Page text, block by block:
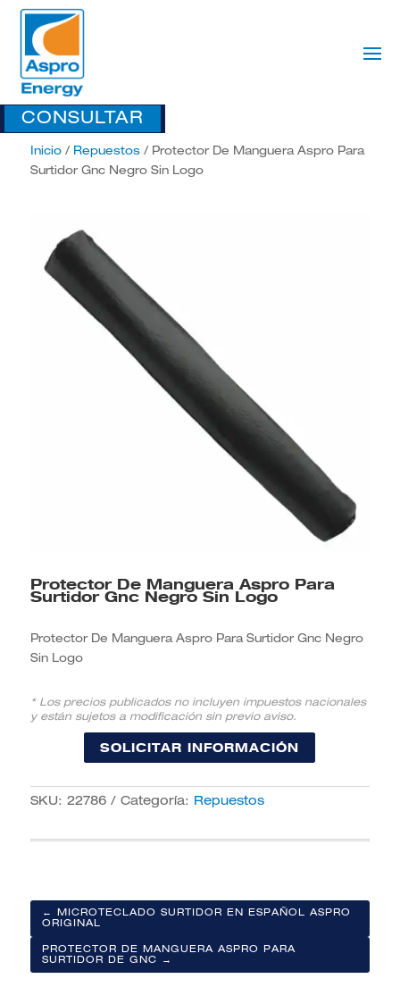
CONSULTAR
Inicio/ Repuestos/ Protector De Manguera Aspro Para
Surtidor Gnc Negro Sin Logo
Protector De Manguera Aspro Para
Surtidor Gnc Negro Sin Logo
Protector De Manguera Aspro Para Surtidor Gnc Negro
Sin Logo
* Los precios publicados no incluyen impuestos nacionales
y están sujetos a modificación sin previo aviso.
SOLICITAR INFORMACIÓN
SKU: 22786 Categoría: Repuestos
← MICROTECLADO SURTIDOR EN ESPAÑOL ASPRO
ORIGINAL
PROTECTOR DE MANGUERA ASPRO PARA
SURTIDOR DE GNC →